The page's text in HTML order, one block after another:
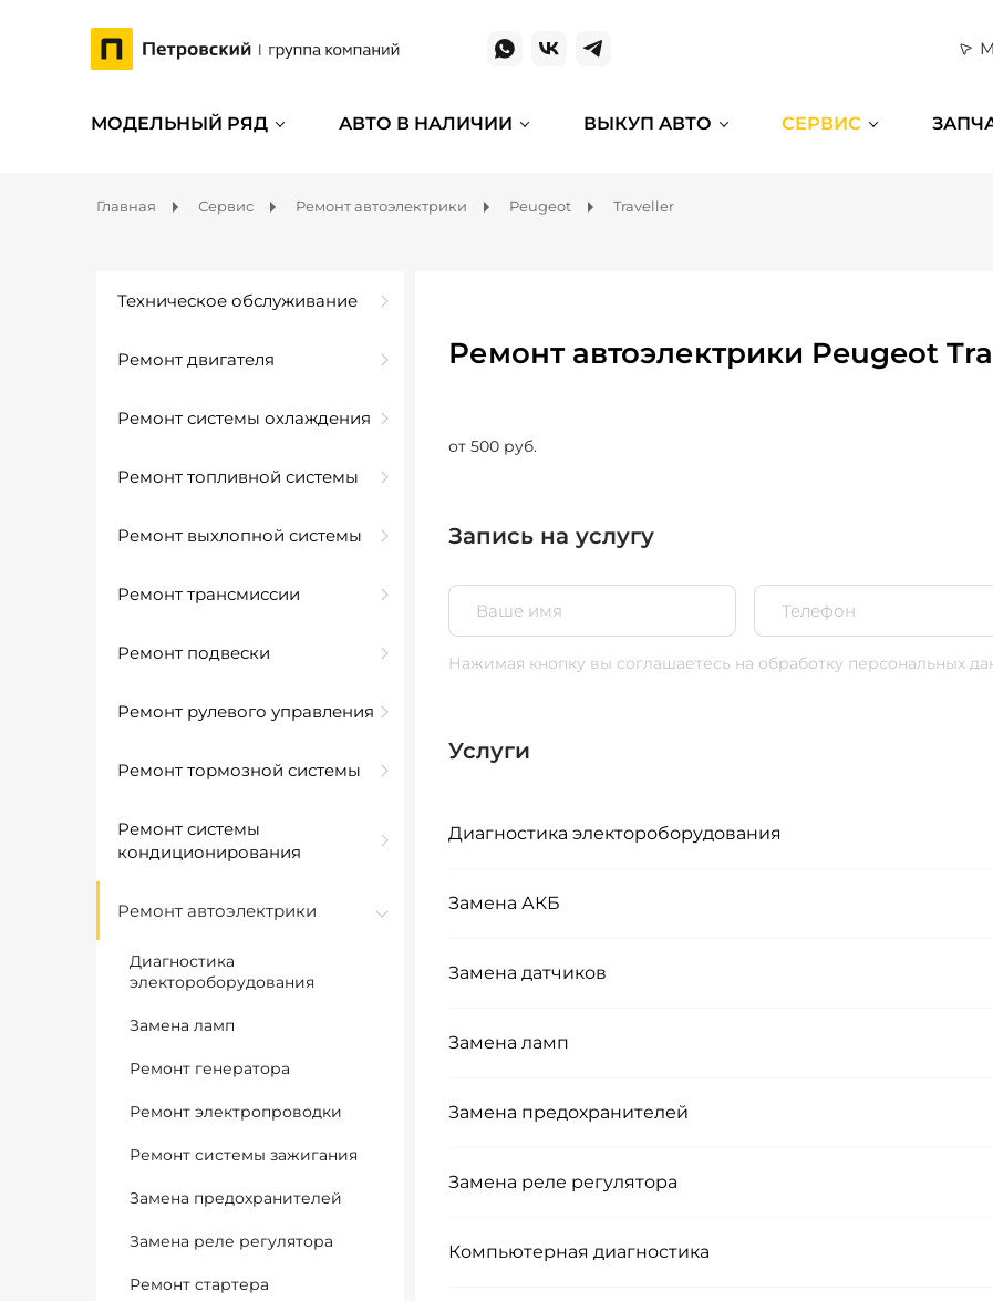
МОДЕЛЬНЫЙ РЯД АВТО В НАЛИЧИИ ВЫКУП АВТО СЕРВИС
Главная Сервис Ремонт автоэлектрики Peugeot Traveller
Техническое обслуживание
Ремонт двигателя
Ремонт системы охлаждения
Ремонт топливной системы
Ремонт выхлопной системы
Ремонт трансмиссии
Ремонт подвески
Ремонт рулевого управления
Ремонт тормозной системы
Ремонт системы
кондиционирования
Ремонт автоэлектрики
Диагностика
электороборудования
Замена ламп
Ремонт генератора
Ремонт электропроводки
Ремонт системы зажигания
Замена предохранителей
Замена реле регулятора
Ремонт стартера
Ремонт автоэлектрики Peugeot
от 500 руб.
Запись на услугу
Нажимая кнопку вы соглашаетесь на обработку персональных
Услуги
Диагностика электороборудования
Замена АКБ
Замена датчиков
Замена ламп
Замена предохранителей
Замена реле регулятора
Компьютерная диагностика